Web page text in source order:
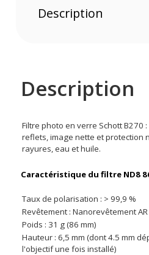
Description
Description
Filtre photo en verre Schott B270
reflets, image nette et protection
rayures, eau et huile.
Caractéristique du filtre ND8
Taux de polarisation : > 99,9 %
Revêtement : Nanorevêtement
Poids : 31 g (86 mm)
Hauteur : 6,5 mm (dont 4.5 mm
l'objectif une fois installé)